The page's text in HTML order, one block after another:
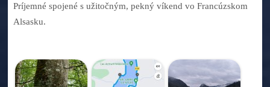
Príjemné spojené s užitočným, pekný víkend vo Francúzskom
Alsasku.